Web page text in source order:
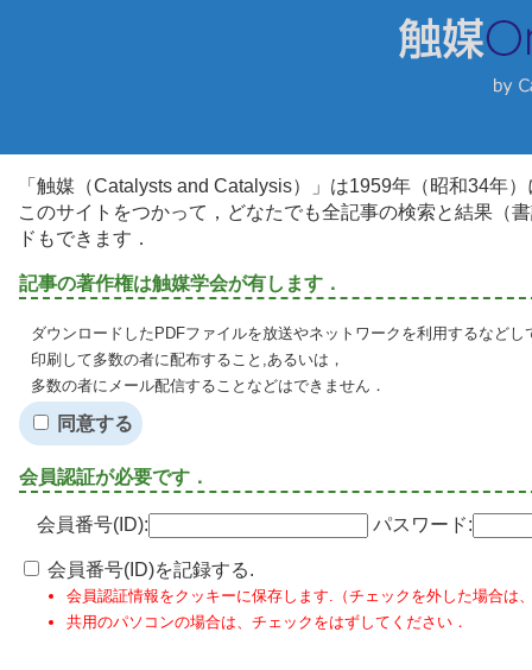
「触媒（Catalysts and Catalysis）」は1959年（昭和34年
このサイトをつかって，どなたでも全記事の検索と結果（
ドもできます．
記事の著作権は触媒学会が有します．
ダウンロードしたPDFファイルを放送やネットワークを利用するなど
印刷して多数の者に配布すること,あるいは，
多数の者にメール配信することなどはできません．
同意する
会員認証が必要です．
会員番号(ID): パスワード:
会員番号(ID)を記録する.
会員認証情報をクッキーに保存します.（チェックを外した場合は
共用のパソコンの場合は、チェックをはずしてください．